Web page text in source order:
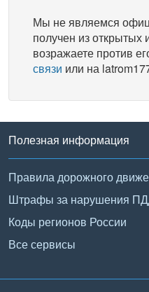
Мы не являемся
получен из открытых
возражаете против
связи или на
Полезная информация
Правила дорожного
Штрафы за нарушения
Коды регионов России
Все сервисы